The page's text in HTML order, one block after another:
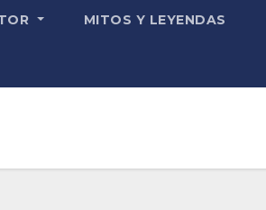
MITOS Y LEYENDAS